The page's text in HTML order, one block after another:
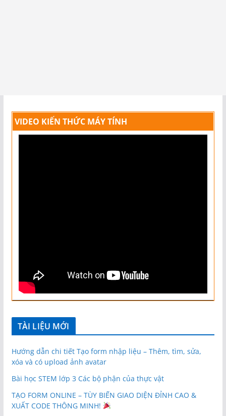
VIDEO KIẾN THỨC MÁY TÍNH
TÀI LIỆU MỚI
Hướng dẫn chi tiết Tạo form nhập liệu – Thêm, tìm, sửa,
xóa và có upload ảnh avatar
Bài học STEM lớp 3 Các bộ phận của thực vật
TẠO FORM ONLINE – TÙY BIẾN GIAO DIỆN ĐỈNH CAO &
XUẤT CODE THÔNG MINH!